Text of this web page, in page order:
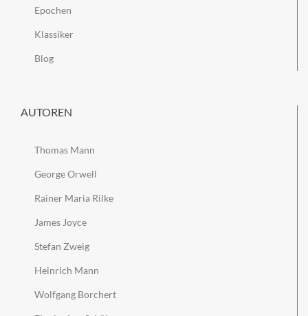
Epochen
Klassiker
Blog
AUTOREN
Thomas Mann
George Orwell
Rainer Maria Rilke
James Joyce
Stefan Zweig
Heinrich Mann
Wolfgang Borchert